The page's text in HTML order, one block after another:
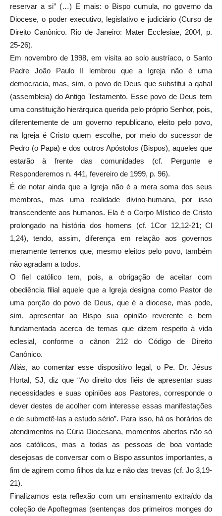
reservar a si” (…) E mais: o Bispo cumula, no governo da
Diocese, o poder executivo, legislativo e judiciário (Curso de
Direito Canônico. Rio de Janeiro: Mater Ecclesiae, 2004, p.
25-26).
Em novembro de 1998, em visita ao solo austríaco, o Santo
Padre João Paulo II lembrou que a Igreja não é uma
democracia, mas, sim, o povo de Deus que substitui a qahal
(assembleia) do Antigo Testamento. Esse povo de Deus tem
uma constituição hierárquica querida pelo próprio Senhor, pois,
diferentemente de um governo republicano, eleito pelo povo,
na Igreja é Cristo quem escolhe, por meio do sucessor de
Pedro (o Papa) e dos outros Apóstolos (Bispos), aqueles que
estarão à frente das comunidades (cf. Pergunte e
Responderemos n. 441, fevereiro de 1999, p. 96).
É de notar ainda que a Igreja não é a mera soma dos seus
membros, mas uma realidade divino-humana, por isso
transcendente aos humanos. Ela é o Corpo Místico de Cristo
prolongado na história dos homens (cf. 1Cor 12,12-21; Cl
1,24), tendo, assim, diferença em relação aos governos
meramente terrenos que, mesmo eleitos pelo povo, também
não agradam a todos.
O fiel católico tem, pois, a obrigação de aceitar com
obediência filial aquele que a Igreja designa como Pastor de
uma porção do povo de Deus, que é a diocese, mas pode,
sim, apresentar ao Bispo sua opinião reverente e bem
fundamentada acerca de temas que dizem respeito à vida
eclesial, conforme o cânon 212 do Código de Direito
Canônico.
Aliás, ao comentar esse dispositivo legal, o Pe. Dr. Jésus
Hortal, SJ, diz que “Ao direito dos fiéis de apresentar suas
necessidades e suas opiniões aos Pastores, corresponde o
dever destes de acolher com interesse essas manifestações
e de submetê-las a estudo sério”. Para isso, há os horários de
atendimentos na Cúria Diocesana, momentos abertos não só
aos católicos, mas a todas as pessoas de boa vontade
desejosas de conversar com o Bispo assuntos importantes, a
fim de agirem como filhos da luz e não das trevas (cf. Jo 3,19-
21).
Finalizamos esta reflexão com um ensinamento extraído da
coleção de Apoftegmas (sentenças dos primeiros monges do